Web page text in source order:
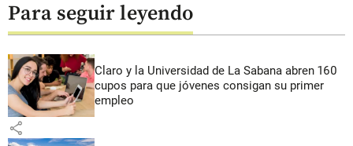
Para seguir leyendo
Claro y la Universidad de La Sabana abren 160
cupos para que jóvenes consigan su primer
empleo
share